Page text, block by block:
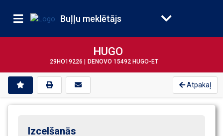
Buļļu meklētājs
HUGO
29HO19226 | DENOVO 15492 HUGO-ET
Atpakaļ
Izcelšanās